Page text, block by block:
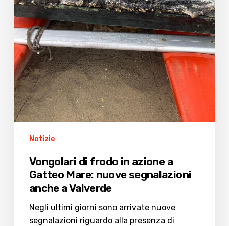
a
Valverde
Notizie
Vongolari di frodo in azione a
Gatteo Mare: nuove segnalazioni
anche a Valverde
Negli ultimi giorni sono arrivate nuove
segnalazioni riguardo alla presenza di